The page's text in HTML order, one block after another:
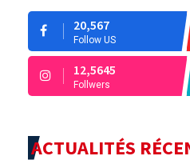
20,567
Follow US
12,5645
Follwers
ACTUALITÉS